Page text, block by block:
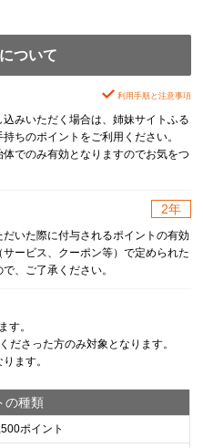
ついて
利用手順と注意事項
みいただく場合は、姉妹サイトふる
ちのポイントをご利用ください。
でのみ有効となりますのでお気をつ
2年
だいた際に付与されるポイントの有効
ービス、クーポン等）で定められた
、ご了承ください。
す。
ださった方のみ対象となります。
ます。
の種類
ポイント